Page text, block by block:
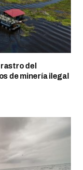
del
de minería ilegal